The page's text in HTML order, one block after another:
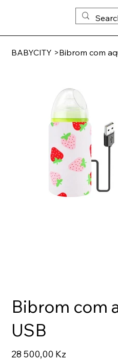
BABYCITY >Bibrom com
Bibrom com
USB
Preço
28 500,00 Kz